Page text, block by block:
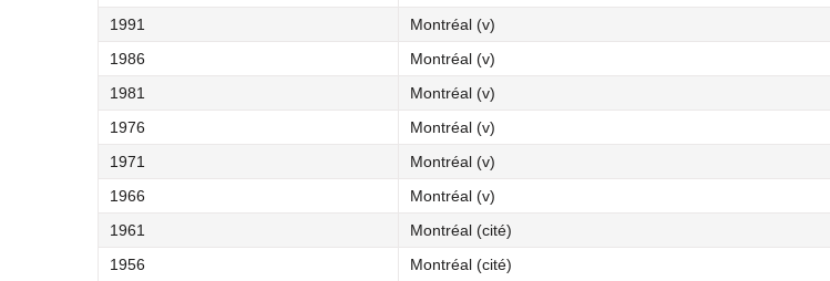
1991
Montréal (v)
1986
Montréal (v)
1981
Montréal (v)
1976
Montréal (v)
1971
Montréal (v)
1966
Montréal (v)
1961
Montréal (cité)
1956
Montréal (cité)